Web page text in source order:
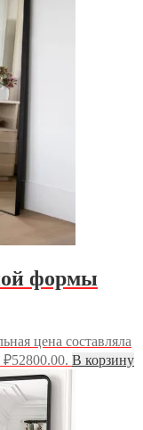
формы
цена составляла
В корзину